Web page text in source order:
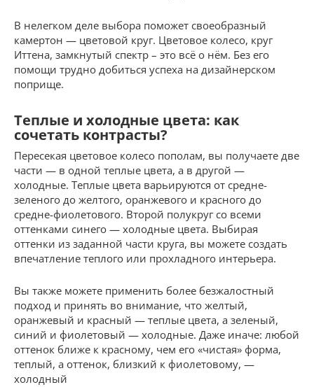
В нелегком деле выбора поможет своеобразный
камертон — цветовой круг. Цветовое колесо, круг
Иттена, замкнутый спектр – это всё о нём. Без его
помощи трудно добиться успеха на дизайнерском
поприще.
Теплые и холодные цвета: как
сочетать контрасты?
Пересекая цветовое колесо пополам, вы получаете две
части — в одной теплые цвета, а в другой —
холодные. Теплые цвета варьируются от средне-
зеленого до желтого, оранжевого и красного до
средне-фиолетового. Второй полукруг со всеми
оттенками синего — холодные цвета. Выбирая
оттенки из заданной части круга, вы можете создать
впечатление теплого или прохладного интерьера.
Вы также можете применить более безжалостный
подход и принять во внимание, что желтый,
оранжевый и красный — теплые цвета, а зеленый,
синий и фиолетовый — холодные. Даже иначе: любой
оттенок ближе к красному, чем его «чистая» форма,
теплый, а оттенок, близкий к фиолетовому, —
холодный